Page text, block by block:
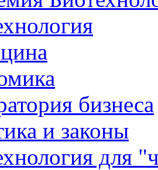
бизнеса
и законы
для